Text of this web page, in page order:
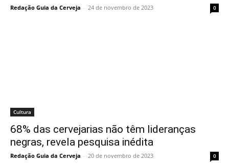
Redação Guia da Cerveja - 24 de novembro de 2023 0
Cultura
68% das cervejarias não têm lideranças
negras, revela pesquisa inédita
Redação Guia da Cerveja - 20 de novembro de 2023 0